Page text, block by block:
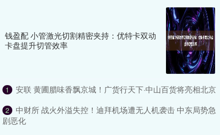
钱盈配 小管激光切割精密夹持：优特卡双动
卡盘提升切管效率
1 安联 黄圃腊味香飘京城！广货行天下·中山百货将亮相北京
2
中财所 战火外溢失控！迪拜机场遭无人机袭击 中东局势急
剧恶化